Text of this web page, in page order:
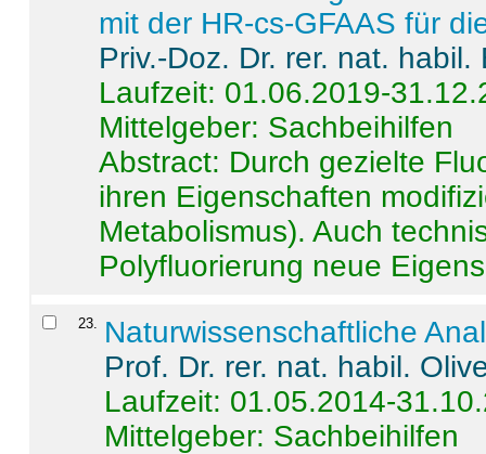
mit der HR-cs-GFAAS für
Priv.-Doz. Dr. rer. nat.
Laufzeit: 01.06.2019-
Mittelgeber: Sachbeihilfen
Abstract: Durch gezielte
ihren Eigenschaften
Metabolismus). Auch
Polyfluorierung neue
23. Naturwissenschaftliche
Prof. Dr. rer. nat. habil.
Laufzeit: 01.05.2014-
Mittelgeber: Sachbeihilfen